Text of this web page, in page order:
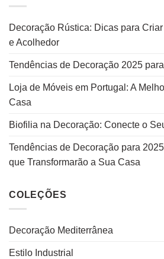
Decoração Rústica: Dicas para
e Acolhedor
Tendências de Decoração 2025
Loja de Móveis em Portugal: A
Casa
Biofilia na Decoração: Conecte o
Tendências de Decoração para
que Transformarão a Sua Casa
COLEÇÕES
Decoração Mediterrânea
Estilo Industrial